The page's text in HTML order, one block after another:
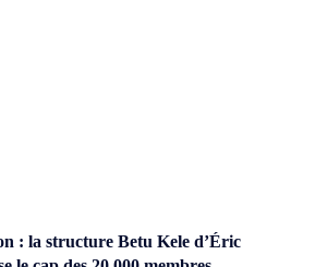
: la structure Betu Kele d’Éric